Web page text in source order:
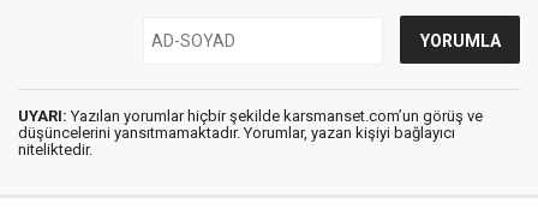
UYARI: Yazılan yorumlar hiçbir şekilde karsmanset.com’un görüş ve
düşüncelerini yansıtmamaktadır. Yorumlar, yazan kişiyi bağlayıcı
niteliktedir.